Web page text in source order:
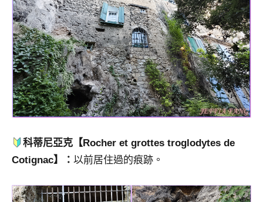
科蒂尼亞克 【Rocher et grottes troglodytes de
Cotignac】： 以前居住過的痕跡。